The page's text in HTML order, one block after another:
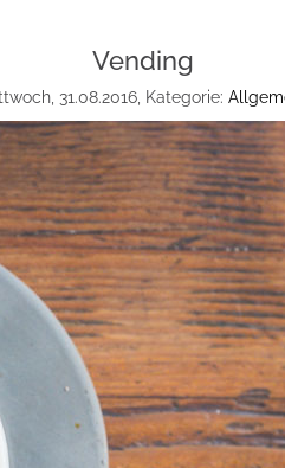
Vending
31.08.2016, Kategorie: